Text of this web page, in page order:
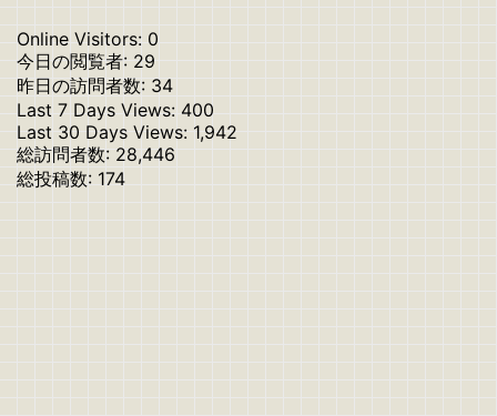
Online Visitors: 0
今日の閲覧者: 29
昨日の訪問者数: 34
Last 7 Days Views: 400
Last 30 Days Views: 1,942
総訪問者数: 28,446
総投稿数: 174